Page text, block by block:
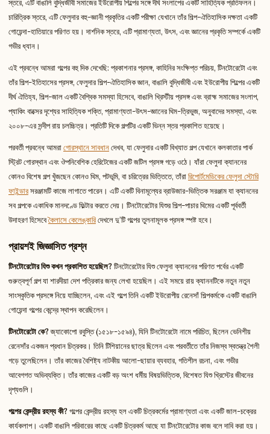
স্তরে, এটি বাঙালি বুদ্ধিজীবী সমাজের ইউরোপীয় শিল্পের সঙ্গে দীর্ঘ সংলাপের একটি সাহিত্যিক প্রতিফলন।
চারিত্রিক স্তরে, এটি ফেলুদার বহু-জ্ঞানী প্রকৃতির একটি পরীক্ষা যেখানে তাঁর শিল্প-ঐতিহাসিক দক্ষতা একটি
গোয়েন্দা-হাতিয়ারে পরিণত হয়। দার্শনিক স্তরে, এটি প্রামাণ্যতা, উৎস, এবং জ্ঞানের প্রকৃতি সম্পর্কে একটি
গভীর ধ্যান।
এই প্রবন্ধে আমরা গল্পের বহু দিক দেখেছি: প্রকাশনার প্রসঙ্গ, কাহিনির সংক্ষিপ্ত পরিচয়, টিনটোরেটো এবং
তাঁর শিল্প-ইতিহাসের প্রসঙ্গ, ফেলুদার শিল্প-ঐতিহাসিক জ্ঞান, বাঙালি বুদ্ধিজীবী এবং ইউরোপীয় শিল্পের একটি
দীর্ঘ ঐতিহ্য, শিল্প-জাল একটি বৈশ্বিক সমস্যা হিসেবে, বাঙালি খ্রিস্টীয় প্রসঙ্গ এবং ব্রাহ্ম সমাজের সংলাপ,
প্যাকিং বাক্সের দৃশ্যের সাহিত্যিক শক্তি, প্রামাণ্যতা-উৎস-জ্ঞানের থিম-ত্রিভুজ, অনুবাদের সমস্যা, এবং
২০০৮-এর সন্দীপ রায় চলচ্চিত্র। প্রতিটি দিকে গল্পটির একটি ভিন্ন স্তর প্রকাশিত হয়েছে।
পরবর্তী প্রবন্ধে আমরাগোরস্থানে সাবধানদেখব, যা ফেলুদার একটি বিখ্যাত গল্প যেখানে কলকাতার পার্ক
স্ট্রিট গোরস্থান এবং ঔপনিবেশিক হেরিটেজের একটি জটিল প্রসঙ্গ গড়ে ওঠে। যাঁরা ফেলুদা ক্যাননের
কোনও বিশেষ গল্প খুঁজছেন কোনও থিম, পটভূমি, বা চরিত্রের ভিত্তিতে, তাঁরারিপোর্টমেডিকের ফেলুদা স্টোরি
ফাইন্ডারসরঞ্জামটি কাজে লাগাতে পারেন। এটি একটি বিনামূল্যের ব্রাউজার-ভিত্তিক সরঞ্জাম যা ক্যাননের
সব গল্পকে একাধিক মানদণ্ডে ফিল্টার করতে দেয়। টিনটোরেটোর যিশুর শিল্প-পাচার থিমের একটি পূর্ববর্তী
উদাহরণ হিসেবেকৈলাসে কেলেঙ্কারিদেখলে দু’টি গল্পের তুলনামূলক প্রসঙ্গ স্পষ্ট হবে।
প্রায়শই জিজ্ঞাসিত প্রশ্ন
টিনটোরেটোর যিশু কখন প্রকাশিত হয়েছিল?টিনটোরেটোর যিশু ফেলুদা ক্যাননের পরিণত পর্বের একটি
গুরুত্বপূর্ণ গল্প যা শারদীয়া দেশ পত্রিকার জন্য লেখা হয়েছিল। এই সময়ে রায় ক্যাননটিকে নতুন নতুন
সাংস্কৃতিক প্রসঙ্গে নিয়ে যাচ্ছিলেন, এবং এই গল্পে তিনি একটি ইউরোপীয় রেনেসাঁ শিল্পকর্মকে একটি বাঙালি
গোয়েন্দা গল্পের কেন্দ্রে স্থাপন করেছিলেন।
টিনটোরেটো কে?জ্যাকোপো রবুস্তি (১৫১৮-১৫৯৪), যিনি টিনটোরেটো নামে পরিচিত, ছিলেন ভেনিশীয়
রেনেসাঁর একজন প্রধান চিত্রকর। তিনি টিশিয়ানের ছাত্র ছিলেন এবং পরবর্তীতে তাঁর নিজস্ব স্বতন্ত্র শৈলী
গড়ে তুলেছিলেন। তাঁর কাজের বৈশিষ্ট্য নাটকীয় আলো-ছায়ার ব্যবহার, গতিশীল রচনা, এবং গভীর
আবেগগত অভিব্যক্তি। তাঁর কাজের একটি বড় অংশ ধর্মীয় বিষয়ভিত্তিক, বিশেষত যিশু খ্রিস্টের জীবনের
দৃশ্যগুলি।
গল্পের কেন্দ্রীয় রহস্য কী?গল্পের কেন্দ্রীয় রহস্য হল একটি চিত্রকর্মের প্রামাণ্যতা এবং একটি জাল-চক্রের
কার্যকলাপ। একটি বাঙালি পরিবারের কাছে একটি চিত্রকর্ম আছে যা টিনটোরেটোর কাজ বলে দাবি করা হয়।